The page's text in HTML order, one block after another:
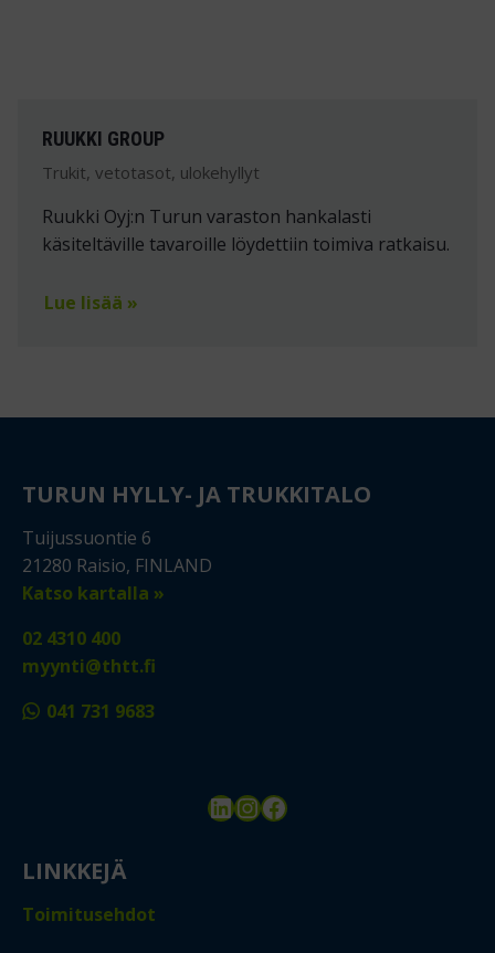
RUUKKI GROUP
Trukit, vetotasot, ulokehyllyt
Ruukki Oyj:n Turun varaston hankalasti
käsiteltäville tavaroille löydettiin toimiva ratkaisu.
Lue lisää »
TURUN HYLLY- JA TRUKKITALO
Tuijussuontie 6
21280 Raisio, FINLAND
Katso kartalla »
02 4310 400
myynti@thtt.fi
041 731 9683
LinkedIn
Instagram
Facebook
LINKKEJÄ
Toimitusehdot